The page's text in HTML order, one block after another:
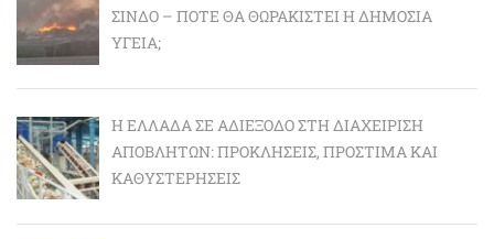
ΣΊΝΔΟ – ΠΌΤΕ ΘΑ ΘΩΡΑΚΙΣΤΕΊ Η ΔΗΜΌΣΙΑ
ΥΓΕΊΑ;
Η ΕΛΛΆΔΑ ΣΕ ΑΔΙΈΞΟΔΟ ΣΤΗ ΔΙΑΧΕΊΡΙΣΗ
ΑΠΟΒΛΉΤΩΝ: ΠΡΟΚΛΉΣΕΙΣ, ΠΡΌΣΤΙΜΑ ΚΑΙ
ΚΑΘΥΣΤΕΡΉΣΕΙΣ